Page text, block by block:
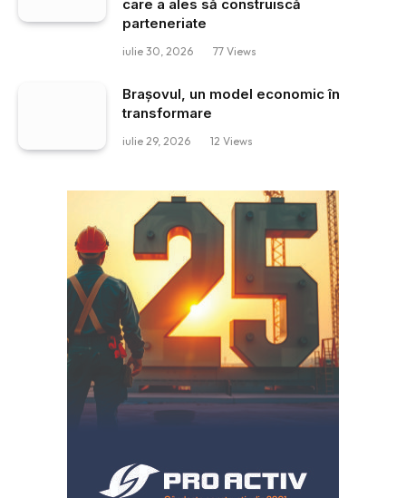
care a ales să construiscă
parteneriate
iulie 30, 2026 77 Views
Brașovul, un model economic în
transformare
iulie 29, 2026 12 Views